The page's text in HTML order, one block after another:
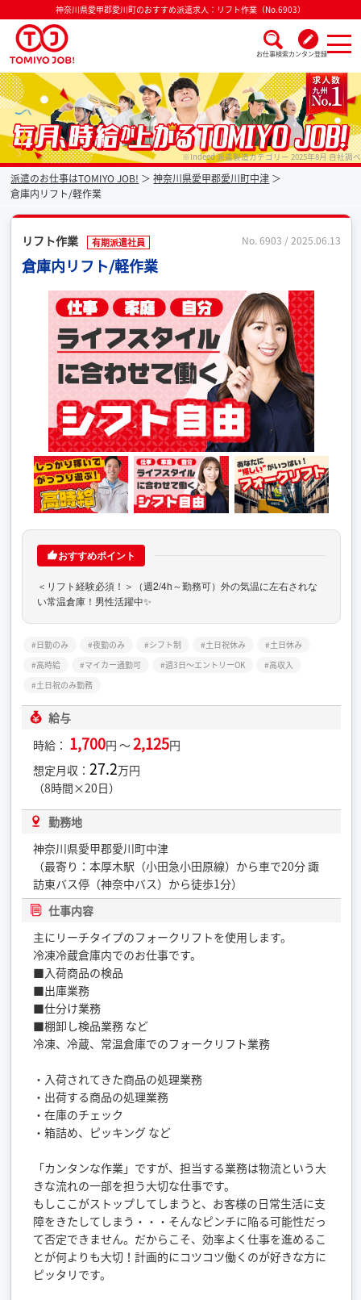
神奈川県愛甲郡愛川町のおすすめ派遣求人：リフト作業（No.6903）
お仕事検索カンタン登録
派遣なら毎月時給が上がるトミヨジョブ ※Indeed 派遣製造カテゴリー 2025年8月 自社調べ
派遣のお仕事はTOMIYO JOB!
神奈川県愛甲郡愛川町中津
倉庫内リフト/軽作業
リフト作業 有期派遣社員 No. 6903 / 2025.06.13
倉庫内リフト/軽作業
おすすめポイント
＜リフト経験必須！＞（週2/4h～勤務可）外の気温に左右されな
い常温倉庫！男性活躍中✨
日勤のみ 夜勤のみ シフト制 土日祝休み
土日休み
高時給
マイカー通勤可 週3日～エントリーOK
高収入
土日祝のみ勤務
給与
時給： 1,700円 ～2,125円
想定月収：27.2万円
（8時間×20日）
勤務地
神奈川県愛甲郡愛川町中津
（最寄り：本厚木駅（小田急小田原線）から車で20分 諏
訪東バス停（神奈中バス）から徒歩1分）
仕事内容
主にリーチタイプのフォークリフトを使用します。
冷凍冷蔵倉庫内でのお仕事です。
■入荷商品の検品
■出庫業務
■仕分け業務
■棚卸し検品業務 など
冷凍、冷蔵、常温倉庫でのフォークリフト業務
・入荷されてきた商品の処理業務
・出荷する商品の処理業務
・在庫のチェック
・箱詰め、ピッキング など
「カンタンな作業」ですが、担当する業務は物流という大
きな流れの一部を担う大切な仕事です。
もしここがストップしてしまうと、お客様の日常生活に支
障をきたしてしまう・・・そんなピンチに陥る可能性だっ
て否定できません。だからこそ、効率よく仕事を進めるこ
とが何よりも大切！計画的にコツコツ働くのが好きな方に
ピッタリです。